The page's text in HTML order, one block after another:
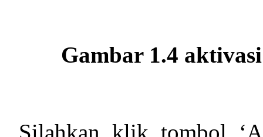
Gambar 1.4
Silahkan klik tombol